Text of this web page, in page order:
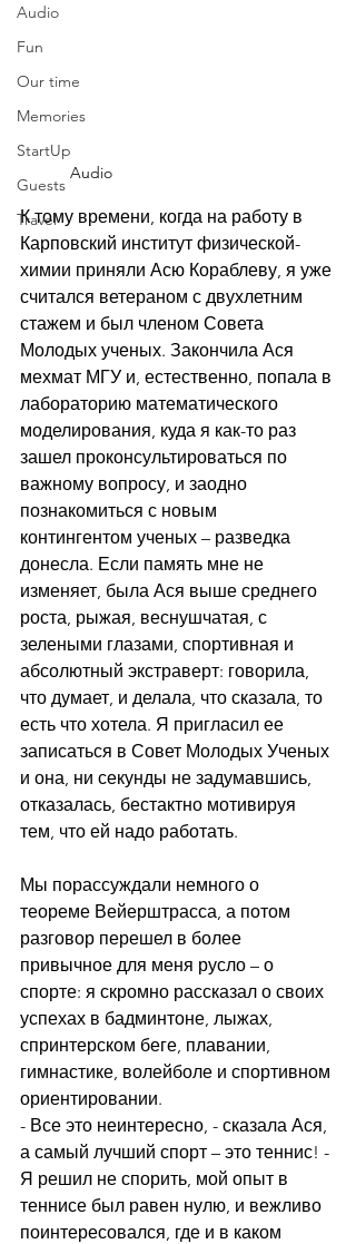
Audio
Fun
Our time
Memories
StartUp
Guests
Travel
Audio
К тому времени, когда на работу в
Карповский институт физической-
химии приняли Асю Кораблеву, я уже
считался ветераном с двухлетним
стажем и был членом Совета
Молодых ученых. Закончила Ася
мехмат МГУ и, естественно, попала в
лабораторию математического
моделирования, куда я как-то раз
зашел проконсультироваться по
важному вопросу, и заодно
познакомиться с новым
контингентом ученых – разведка
донесла. Если память мне не
изменяет, была Ася выше среднего
роста, рыжая, веснушчатая, с
зелеными глазами, спортивная и
абсолютный экстраверт: говорила,
что думает, и делала, что сказала, то
есть что хотела. Я пригласил ее
записаться в Совет Молодых Ученых
и она, ни секунды не задумавшись,
отказалась, бестактно мотивируя
тем, что ей надо работать.
Мы порассуждали немного о
теореме Вейерштрасса, а потом
разговор перешел в более
привычное для меня русло – о
спорте: я скромно рассказал о своих
успехах в бадминтоне, лыжах,
спринтерском беге, плавании,
гимнастике, волейболе и спортивном
ориентировании.
- Все это неинтересно, - сказала Ася,
а самый лучший спорт – это теннис! -
Я решил не спорить, мой опыт в
теннисе был равен нулю, и вежливо
поинтересовался, где и в каком